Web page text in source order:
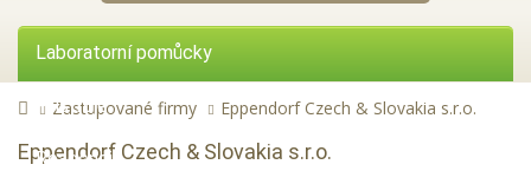
Laboratorní pomůcky
Přístroje
Reagencie
Zastupované firmy Eppendorf Czech & Slovakia s.r.o.
Eppendorf Czech & Slovakia s.r.o.